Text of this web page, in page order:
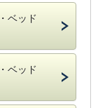
ベッド
ベッド